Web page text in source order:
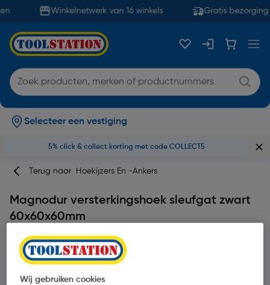
Winkelnetwerk van 16 winkels Gratis bezorging
Selecteer een vestiging
5% click & collect korting met code COLLECT5
Terug naar Hoekijzers En -ankers
Magnodur versterkingshoek sleufgat zwart
60x60x60mm
MerkMagnodur Productcode: 63749
Wij gebruiken cookies